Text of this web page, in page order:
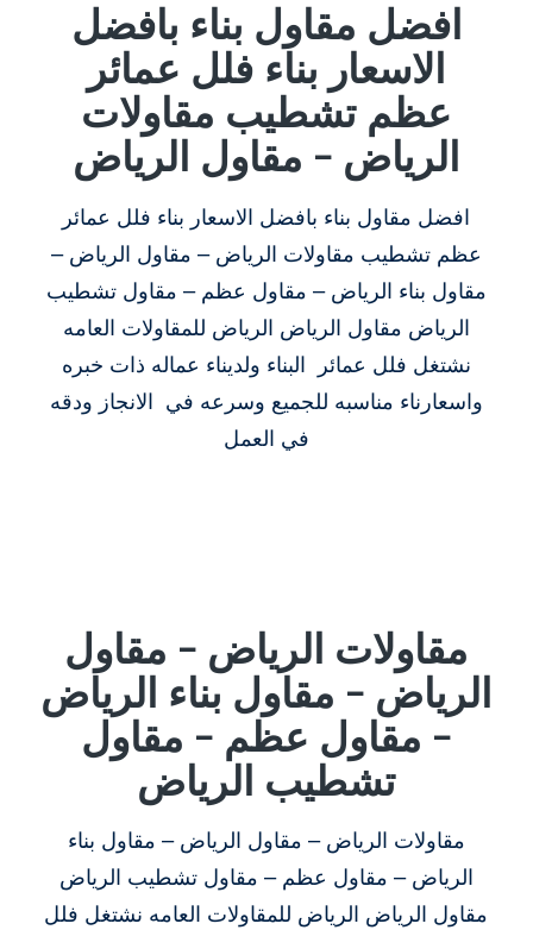
افضل مقاول بناء بافضل
الاسعار بناء فلل عمائر
عظم تشطيب مقاولات
الرياض – مقاول الرياض
افضل مقاول بناء بافضل الاسعار بناء فلل عمائر
عظم تشطيب مقاولات الرياض – مقاول الرياض –
مقاول بناء الرياض – مقاول عظم – مقاول تشطيب
الرياض مقاول الرياض الرياض للمقاولات العامه
نشتغل فلل عمائر البناء ولديناء عماله ذات خبره
واسعارناء مناسبه للجميع وسرعه في الانجاز ودقه
في العمل
مقاولات الرياض – مقاول
الرياض – مقاول بناء الرياض
– مقاول عظم – مقاول
تشطيب الرياض
مقاولات الرياض – مقاول الرياض – مقاول بناء
الرياض – مقاول عظم – مقاول تشطيب الرياض
مقاول الرياض الرياض للمقاولات العامه نشتغل فلل